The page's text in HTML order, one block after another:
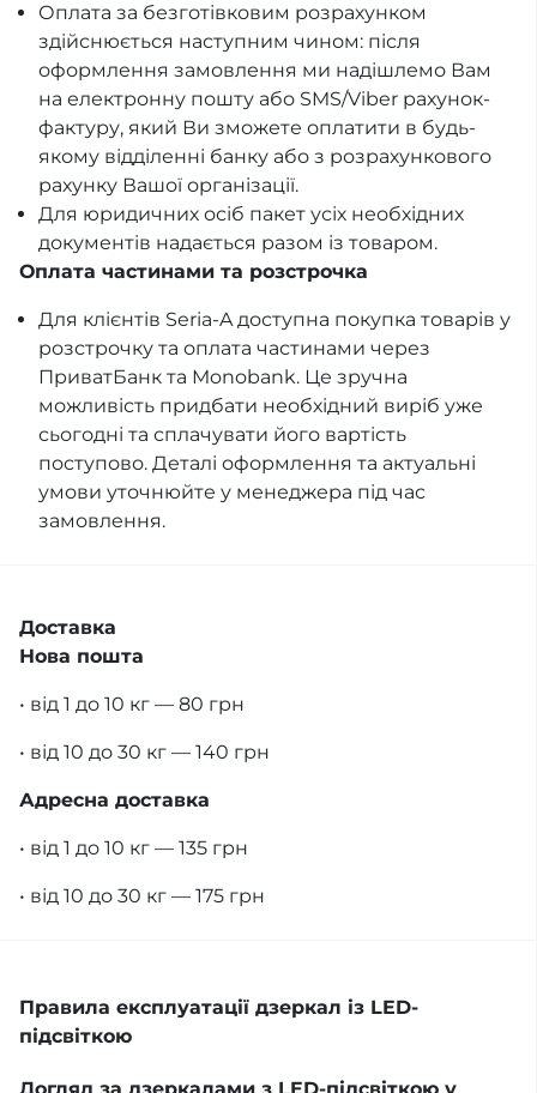
Оплата за безготівковим розрахунком
здійснюється наступним чином: після
оформлення замовлення ми надішлемо Вам
на електронну пошту або SMS/Viber рахунок-
фактуру, який Ви зможете оплатити в будь-
якому відділенні банку або з розрахункового
рахунку Вашої організації.
Для юридичних осіб пакет усіх необхідних
документів надається разом із товаром.
Оплата частинами та розстрочка
Для клієнтів Seria-A доступна покупка товарів у
розстрочку та оплата частинами через
ПриватБанк та Monobank. Це зручна
можливість придбати необхідний виріб уже
сьогодні та сплачувати його вартість
поступово. Деталі оформлення та актуальні
умови уточнюйте у менеджера під час
замовлення.
Доставка
Нова пошта
• від 1 до 10 кг — 80 грн
• від 10 до 30 кг — 140 грн
Адресна доставка
• від 1 до 10 кг — 135 грн
• від 10 до 30 кг — 175 грн
Правила експлуатації дзеркал із LED-
підсвіткою